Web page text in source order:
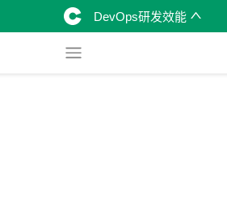
DevOps研发效能